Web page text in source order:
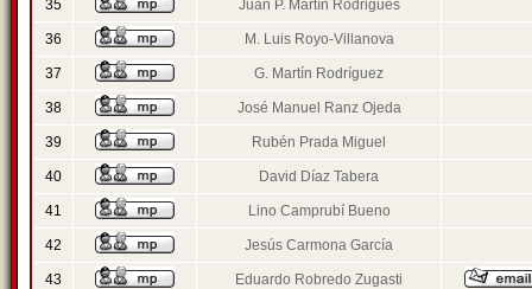
35 Juan P. Martín Rodrigues
36 M. Luis Royo-Villanova
37 G. Martín Rodríguez
38 José Manuel Ranz Ojeda
39 Rubén Prada Miguel
40 David Díaz Tabera
41 Lino Camprubí Bueno
42 Jesús Carmona García
43 Eduardo Robredo Zugasti